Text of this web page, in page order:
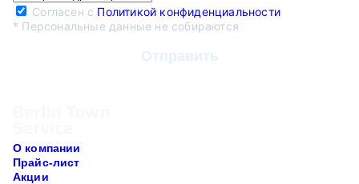
Согласен с Политикой конфиденциальности
* Персональные данные не собираются
О компании
Прайс-лист
Акции